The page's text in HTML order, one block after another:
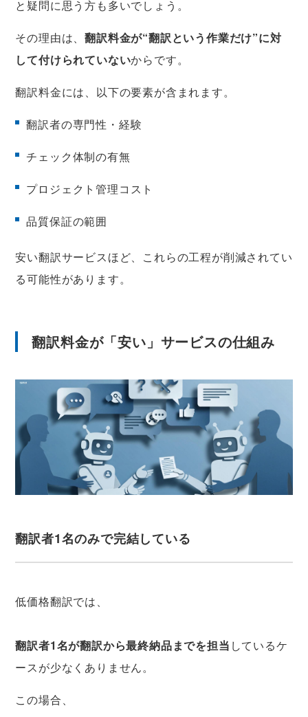
と疑問に思う方も多いでしょう。
その理由は、翻訳料金が“翻訳という作業だけ”に対
して付けられていないからです。
翻訳料金には、以下の要素が含まれます。
翻訳者の専門性・経験
チェック体制の有無
プロジェクト管理コスト
品質保証の範囲
安い翻訳サービスほど、これらの工程が削減されてい
る可能性があります。
翻訳料金が「安い」サービスの仕組み
翻訳者1名のみで完結している
低価格翻訳では、
翻訳者1名が翻訳から最終納品までを担当 しているケ
ースが少なくありません。
この場合、